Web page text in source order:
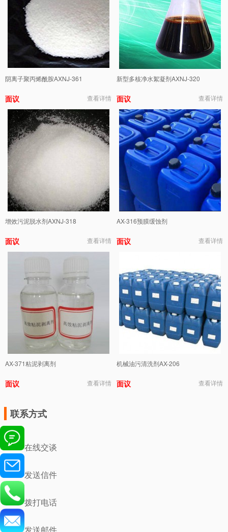
阴离子聚丙烯酰胺AXNJ-361
面议 查看详情
新型多核净水絮凝剂AXNJ-320
面议 查看详情
增效污泥脱水剂AXNJ-318
面议 查看详情
AX-316预膜缓蚀剂
面议 查看详情
AX-371粘泥剥离剂
面议 查看详情
机械油污清洗剂AX-206
面议 查看详情
联系方式
在线交谈
发送信件
拨打电话